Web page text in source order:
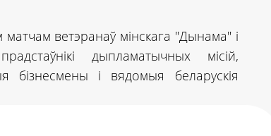
ветэранаў мінскага "Дынама" і
дыпламатычных місій,
і вядомыя беларускія